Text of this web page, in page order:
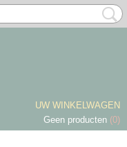
UW WINKELWAGEN
Geen producten (0)